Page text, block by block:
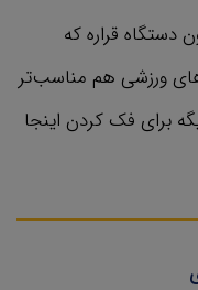
قراره که
ورزشی هم مناسب‌تر
برای فک کردن اینجا